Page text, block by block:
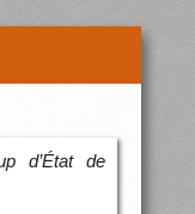
d’État de